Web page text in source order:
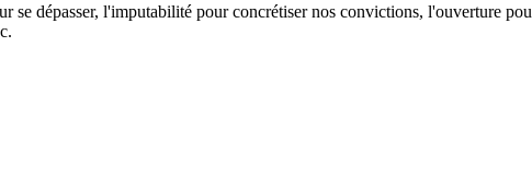
dépasser, l'imputabilité pour concrétiser nos convictions, l'ouverture